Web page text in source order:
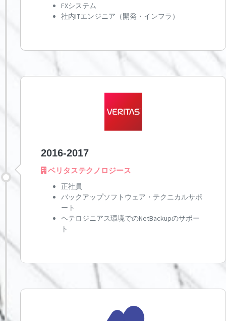
FXシステム
社内ITエンジニア（開発・インフラ）
2016-2017
ベリタステクノロジース
正社員
バックアップソフトウェア・テクニカルサポ
ート
ヘテロジニアス環境でのNetBackupのサポー
ト